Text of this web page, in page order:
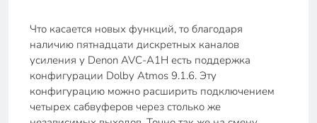
Что касается новых функций, то благодаря
наличию пятнадцати дискретных каналов
усиления у Denon AVC-A1H есть поддержка
конфигурации Dolby Atmos 9.1.6. Эту
конфигурацию можно расширить подключением
четырех сабвуферов через столько же